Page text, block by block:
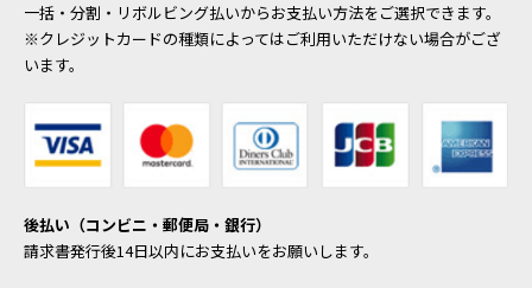
一括・分割・リボルビング払いからお支払い方法をご選択できます。
※クレジットカードの種類によってはご利用いただけない場合がござ
います。
後払い（コンビニ・郵便局・銀行）
請求書発行後14日以内にお支払いをお願いします。